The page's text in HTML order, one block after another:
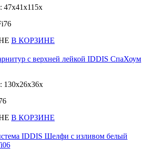
В КОРЗИНЕ
с верхней лейкой IDDIS СпаХоум
В КОРЗИНЕ
IDDIS Шелфи с изливом белый